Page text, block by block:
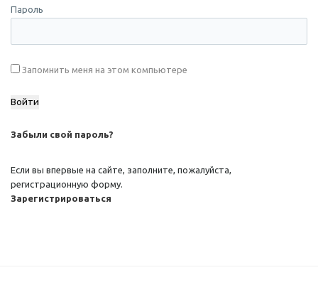
Пароль
Запомнить меня на этом компьютере
Забыли свой пароль?
Если вы впервые на сайте, заполните, пожалуйста,
регистрационную форму.
Зарегистрироваться